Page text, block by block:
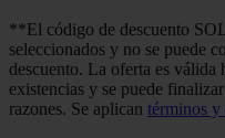
**El código de descuento
seleccionados y no se puede
descuento. La oferta es válida
existencias y se puede
razones. Se aplican términos y